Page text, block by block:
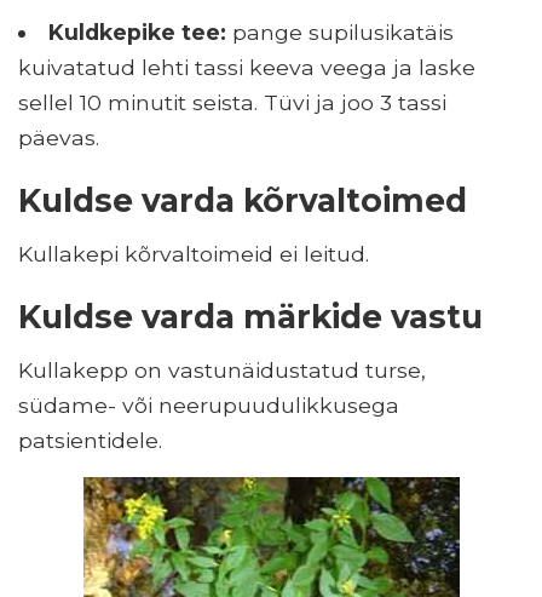
Kuldkepike tee: pange supilusikatäis
kuivatatud lehti tassi keeva veega ja laske
sellel 10 minutit seista. Tüvi ja joo 3 tassi
päevas.
Kuldse varda kõrvaltoimed
Kullakepi kõrvaltoimeid ei leitud.
Kuldse varda märkide vastu
Kullakepp on vastunäidustatud turse,
südame- või neerupuudulikkusega
patsientidele.